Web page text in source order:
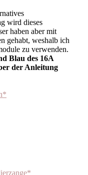
wird dieses
haben aber mit
gehabt, weshalb ich
zu verwenden.
Blau des 16A
der Anleitung